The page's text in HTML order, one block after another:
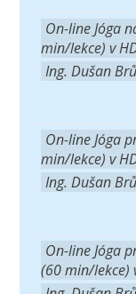
On-line Jóga
min/lekce) v
Ing. Dušan
On-line Jóga
min/lekce) v
Ing. Dušan
On-line Jóga
(60 min/lekce)